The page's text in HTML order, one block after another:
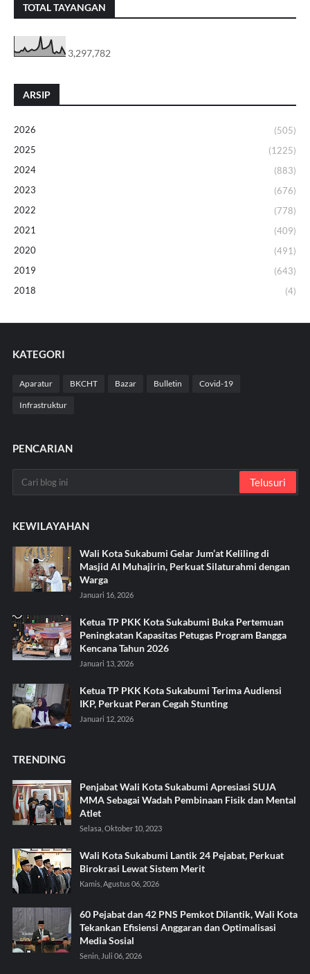
TOTAL TAYANGAN
3,297,782
ARSIP
2026
(505)
2025
(1225)
2024
(883)
2023
(676)
2022
(778)
2021
(409)
2020
(491)
2019
(643)
2018
(4)
KATEGORI
Aparatur BKCHT Bazar Bulletin Covid-19
Infrastruktur
PENCARIAN
KEWILAYAHAN
Wali Kota Sukabumi Gelar Jum’at Keliling di
Masjid Al Muhajirin, Perkuat Silaturahmi dengan
Warga
Januari 16, 2026
Ketua TP PKK Kota Sukabumi Buka Pertemuan
Peningkatan Kapasitas Petugas Program Bangga
Kencana Tahun 2026
Januari 13, 2026
Ketua TP PKK Kota Sukabumi Terima Audiensi
IKP, Perkuat Peran Cegah Stunting
Januari 12, 2026
TRENDING
Penjabat Wali Kota Sukabumi Apresiasi SUJA
MMA Sebagai Wadah Pembinaan Fisik dan Mental
Atlet
Selasa, Oktober 10, 2023
Wali Kota Sukabumi Lantik 24 Pejabat, Perkuat
Birokrasi Lewat Sistem Merit
Kamis, Agustus 06, 2026
60 Pejabat dan 42 PNS Pemkot Dilantik, Wali Kota
Tekankan Efisiensi Anggaran dan Optimalisasi
Media Sosial
Senin, Juli 06, 2026